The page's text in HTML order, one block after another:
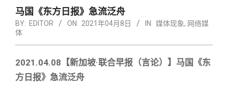
Menu马国《东方日报》急流泛舟
BY: EDITOR ON: 2021年04月8日 IN: 媒体现象, 网络媒
体
2021.04.08【新加坡·联合早报（言论）】马国《东
方日报》急流泛舟